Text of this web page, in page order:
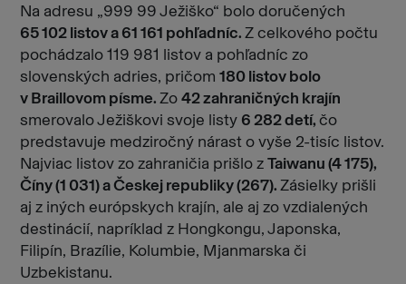
Na adresu „999 99 Ježiško“ bolo doručených
65 102 listov a 61 161 pohľadníc.Z celkového počtu
pochádzalo 119 981 listov a pohľadníc zo
slovenských adries, pričom180 listov bolo
v Braillovom písme.Zo42 zahraničných krajín
smerovalo Ježiškovi svoje listy 6 282 detí,čo
predstavuje medziročný nárast o vyše 2-tisíc listov.
Najviac listov zo zahraničia prišlo zTaiwanu (4 175),
Číny (1 031) a Českej republiky (267).Zásielky prišli
aj z iných európskych krajín, ale aj zo vzdialených
destinácií, napríklad z Hongkongu, Japonska,
Filipín, Brazílie, Kolumbie, Mjanmarska či
Uzbekistanu.